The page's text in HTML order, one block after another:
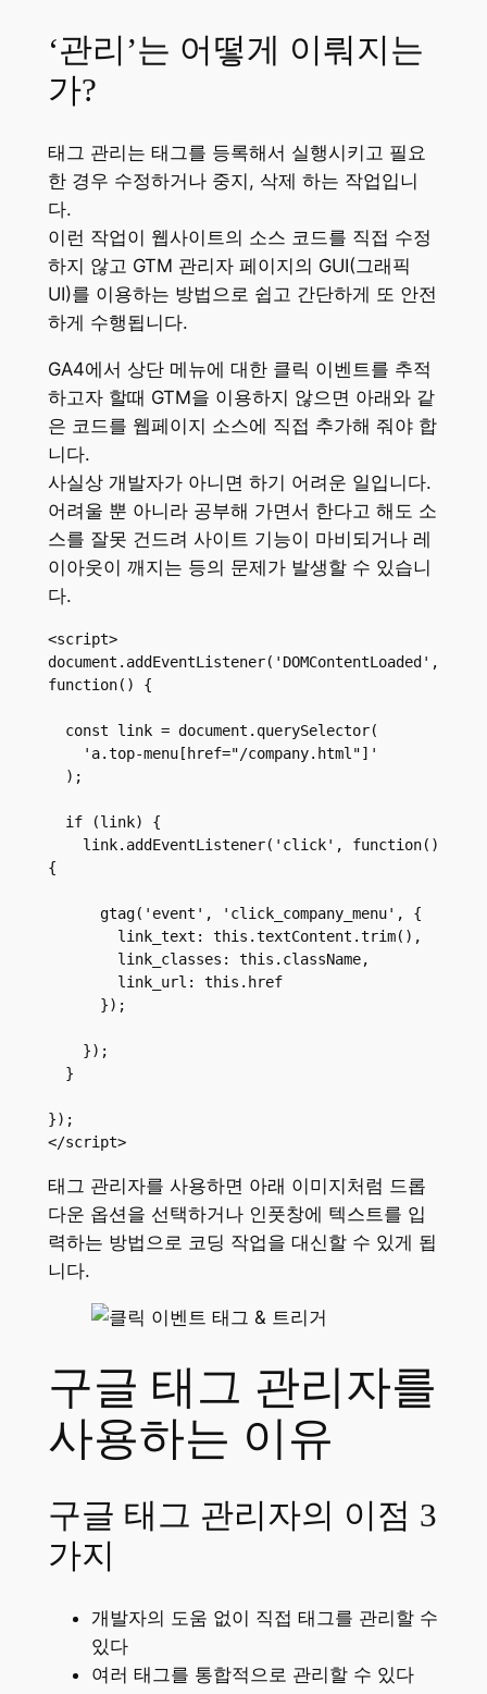
‘관리’는 어떻게 이뤄지는
가?
태그 관리는 태그를 등록해서 실행시키고 필요
한 경우 수정하거나 중지, 삭제 하는 작업입니
다.
이런 작업이 웹사이트의 소스 코드를 직접 수정
하지 않고 GTM 관리자 페이지의 GUI(그래픽
UI)를 이용하는 방법으로 쉽고 간단하게 또 안전
하게 수행됩니다.
GA4에서 상단 메뉴에 대한 클릭 이벤트를 추적
하고자 할때 GTM을 이용하지 않으면 아래와 같
은 코드를 웹페이지 소스에 직접 추가해 줘야 합
니다.
사실상 개발자가 아니면 하기 어려운 일입니다.
어려울 뿐 아니라 공부해 가면서 한다고 해도 소
스를 잘못 건드려 사이트 기능이 마비되거나 레
이아웃이 깨지는 등의 문제가 발생할 수 있습니
다.
<script>
document.addEventListener('DOMContentLoaded',
function() {
{
});
</script>
태그 관리자를 사용하면 아래 이미지처럼 드롭
다운 옵션을 선택하거나 인풋창에 텍스트를 입
력하는 방법으로 코딩 작업을 대신할 수 있게 됩
니다.
구글 태그 관리자를
사용하는 이유
구글 태그 관리자의 이점 3
가지
개발자의 도움 없이 직접 태그를 관리할 수
있다
여러 태그를 통합적으로 관리할 수 있다